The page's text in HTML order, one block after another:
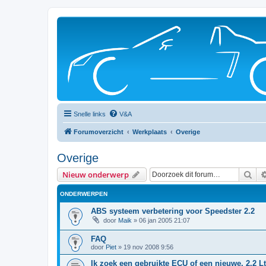
Snelle links V&A
Forumoverzicht Werkplaats Overige
Overige
Nieuw onderwerp
ONDERWERPEN
ABS systeem verbetering voor Speedster 2.2
door Maik » 06 jan 2005 21:07
FAQ
door Piet » 19 nov 2008 9:56
Ik zoek een gebruikte ECU of een nieuwe, 2.2